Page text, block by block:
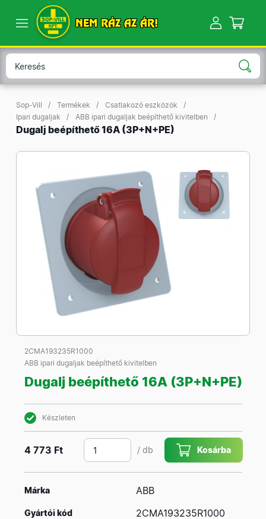
NEM RÁZ AZ ÁR!
Sop-Vill Termékek
Csatlakozó eszközök
Ipari dugaljak
ABB ipari dugaljak beépíthető kivitelben
Dugalj beépíthető 16A (3P+N+PE)
2CMA193235R1000
ABB ipari dugaljak beépíthető kivitelben
Dugalj beépíthető 16A (3P+N+PE)
Készleten
4 773 Ft / db Kosárba
Márka ABB
Gyártói kód 2CMA193235R1000